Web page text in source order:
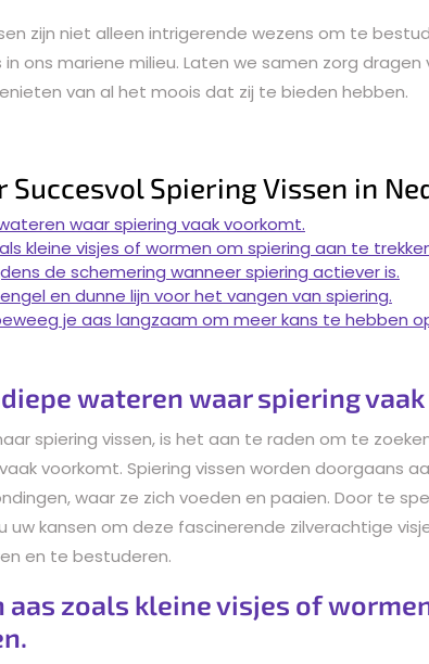
zijn niet alleen intrigerende wezens om te
ons mariene milieu. Laten we samen zorg
van al het moois dat zij te bieden hebben.
Succesvol Spiering Vissen in
waar spiering vaak voorkomt.
kleine visjes of wormen om spiering aan te
de schemering wanneer spiering actiever is.
en dunne lijn voor het vangen van spiering.
je aas langzaam om meer kans te hebben
wateren waar spiering
spiering vissen, is het aan te raden om te
voorkomt. Spiering vissen worden doorgaans
waar ze zich voeden en paaien. Door te
kansen om deze fascinerende zilverachtige
en te bestuderen.
aas zoals kleine visjes of